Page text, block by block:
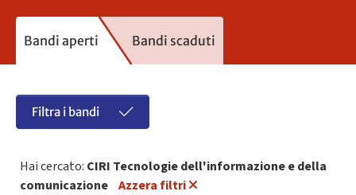
Bandi aperti Bandi scaduti
Filtra i bandi
Hai cercato: CIRI Tecnologie dell'informazione e della
comunicazione Azzera filtri